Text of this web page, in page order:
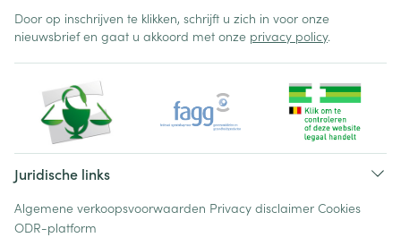
Door op inschrijven te klikken, schrijft u zich in voor onze
nieuwsbrief en gaat u akkoord met onze privacy policy.
Juridische links
Algemene verkoopsvoorwaarden Privacy disclaimer Cookies
ODR-platform